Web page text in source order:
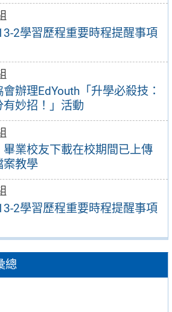
2學習歷程重要時程提醒事項
辦理EdYouth「升學必殺技：
妙招！」活動
畢業校友下載在校期間已上傳
案教學
2學習歷程重要時程提醒事項
總